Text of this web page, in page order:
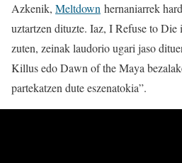
Azkenik, Meltdown hernaniarrek
uztartzen dituzte. Iaz, I Refuse to Die
zuten, zeinak laudorio ugari jaso
Killus edo Dawn of the Maya
partekatzen dute eszenatokia”.